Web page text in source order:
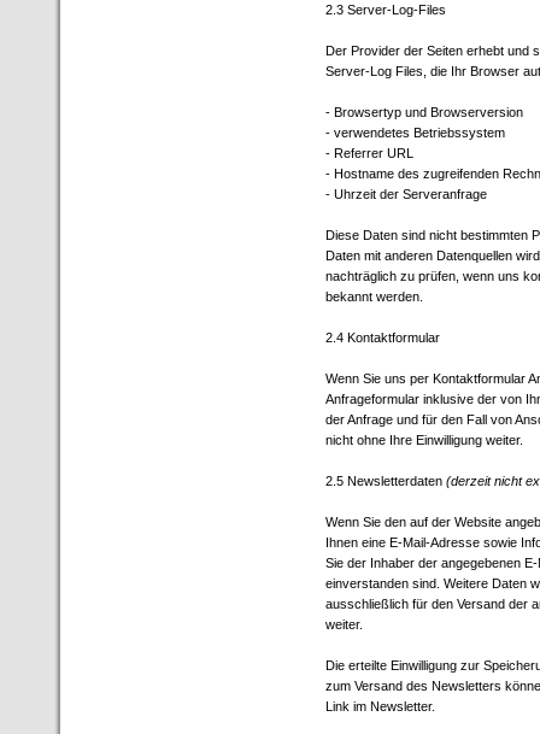
2.3 Server-Log-Files
Der Provider der Seiten erhebt und
Server-Log Files, die Ihr Browser
- Browsertyp und Browserversion
- verwendetes Betriebssystem
- Referrer URL
- Hostname des zugreifenden
- Uhrzeit der Serveranfrage
Diese Daten sind nicht bestimmten
Daten mit anderen Datenquellen
nachträglich zu prüfen, wenn uns
bekannt werden.
2.4 Kontaktformular
Wenn Sie uns per Kontaktformular
Anfrageformular inklusive der von
der Anfrage und für den Fall von
nicht ohne Ihre Einwilligung weiter.
2.5 Newsletterdaten (derzeit nicht
Wenn Sie den auf der Website
Ihnen eine E-Mail-Adresse sowie
Sie der Inhaber der angegebenen
einverstanden sind. Weitere Daten
ausschließlich für den Versand der
weiter.
Die erteilte Einwilligung zur
zum Versand des Newsletters
Link im Newsletter.